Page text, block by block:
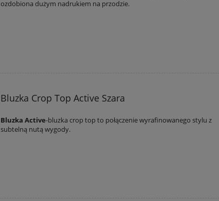
ozdobiona dużym nadrukiem na przodzie.
Bluzka Crop Top Active Szara
Bluzka Active-bluzka crop top to połączenie wyrafinowanego stylu z
subtelną nutą wygody.